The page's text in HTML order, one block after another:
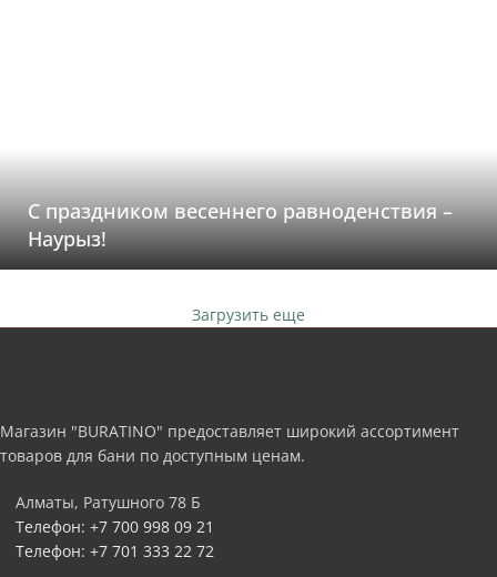
С праздником весеннего равноденствия –
Наурыз!
Загрузить еще
Магазин "BURATINO" предоставляет широкий ассортимент
товаров для бани по доступным ценам.
Алматы, Ратушного 78 Б
Телефон: +7 700 998 09 21
Телефон: +7 701 333 22 72